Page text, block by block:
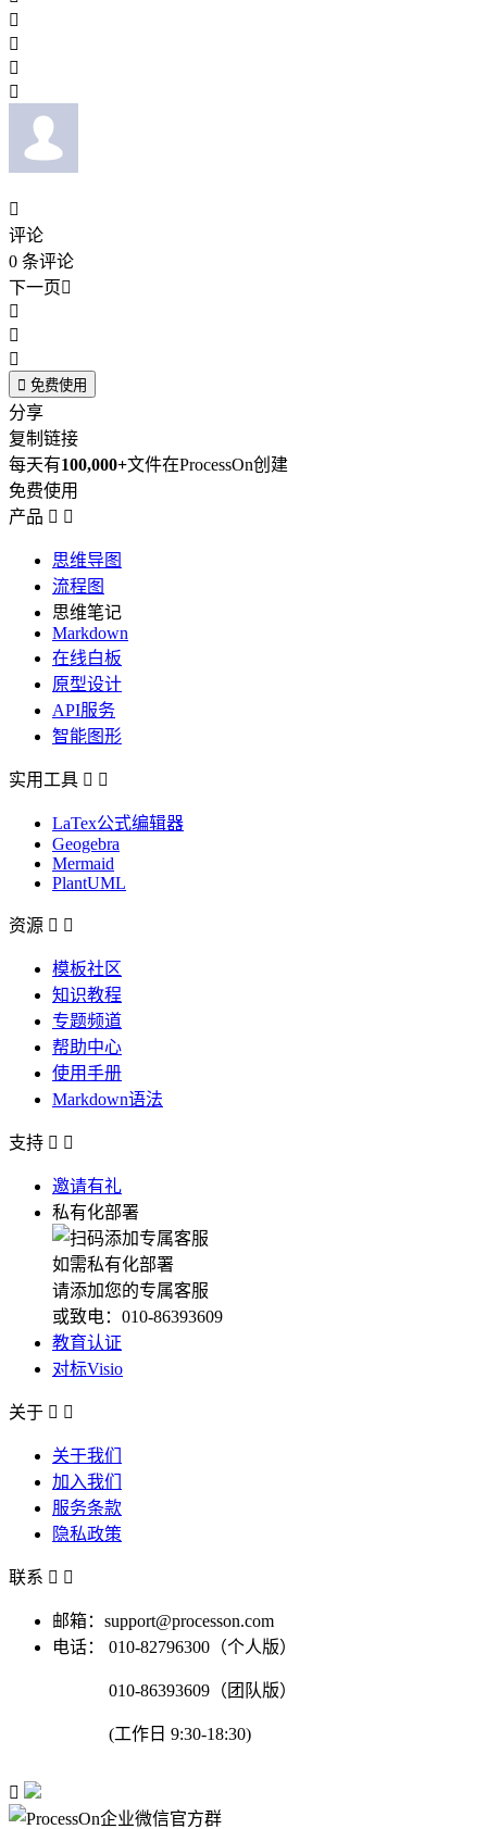





评论
0 条评论
下一页



 免费使用
分享
复制链接
每天有100,000+文件在ProcessOn创建
免费使用
产品  
思维导图
流程图
思维笔记
Markdown
在线白板
原型设计
API服务
智能图形
实用工具  
LaTex公式编辑器
Geogebra
Mermaid
PlantUML
资源  
模板社区
知识教程
专题频道
帮助中心
使用手册
Markdown语法
支持  
邀请有礼
私有化部署
如需私有化部署
请添加您的专属客服
或致电：010-86393609
教育认证
对标Visio
关于  
关于我们
加入我们
服务条款
隐私政策
联系  
邮箱：support@processon.com
电话：
010-82796300（个人版）
010-86393609（团队版）
(工作日 9:30-18:30)
